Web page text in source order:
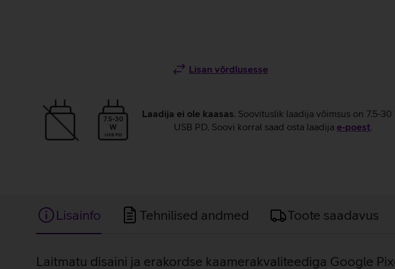
Lisan võrdlusesse
7.5-30
W
USB PD
Laadija ei ole kaasas. Soovituslik laadija võimsus on 7.5-30
USB PD. Soovi korral saad osta laadija e‑poest.
Lisainfo Tehnilised andmed Toote saadavus
Laitmatu disaini ja erakordse kaamerakvaliteediga Google